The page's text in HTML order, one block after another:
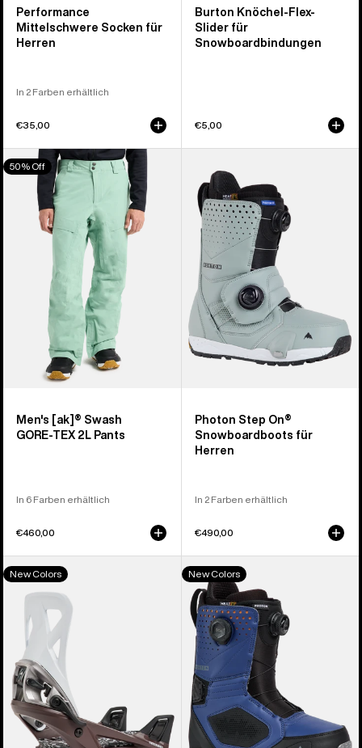
Performance
Mittelschwere Socken für
Herren
In 2 Farben erhältlich
€35,00
Burton Knöchel-Flex-
Slider für
Snowboardbindungen
€5,00
Burton
[ak]®
Swash
GORE‑TEX
50% Off
Men's [ak]® Swash
GORE‑TEX 2L Pants
In 6 Farben erhältlich
€460,00
Photon
Step
On®
Snowboardboots
Herren
Photon Step On®
Snowboardboots für
Herren
In 2 Farben erhältlich
€490,00
Burton
Step
Re:Flex
Snowboardbindung
für
Herren
New Colors
Burton
Photon
BOA®
Snowboardboots
für
Herren
New Colors